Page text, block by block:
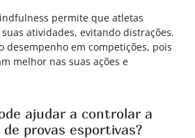
permite que atletas
atividades, evitando distrações.
desempenho em competições, pois
melhor nas suas ações e
ajudar a controlar a
provas esportivas?